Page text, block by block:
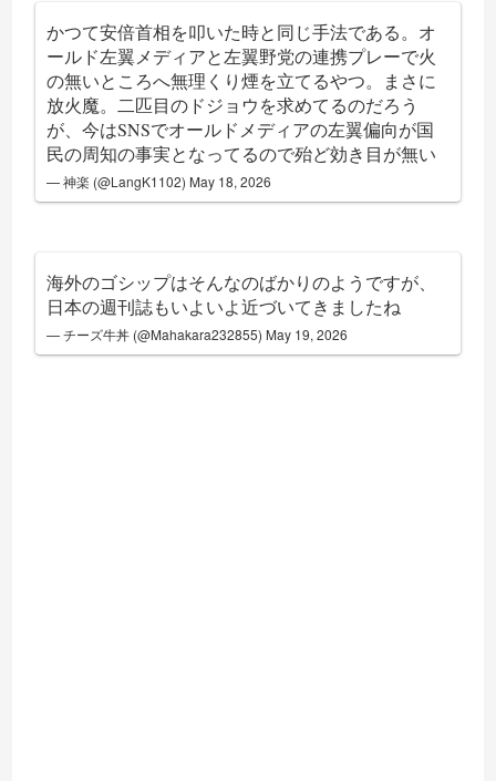
かつて安倍首相を叩いた時と同じ手法である。オ
ールド左翼メディアと左翼野党の連携プレーで火
の無いところへ無理くり煙を立てるやつ。まさに
放火魔。二匹目のドジョウを求めてるのだろう
が、今はSNSでオールドメディアの左翼偏向が国
民の周知の事実となってるので殆ど効き目が無い
— 神楽 (@LangK1102) May 18, 2026
海外のゴシップはそんなのばかりのようですが、
日本の週刊誌もいよいよ近づいてきましたね
— チーズ牛丼 (@Mahakara232855) May 19, 2026